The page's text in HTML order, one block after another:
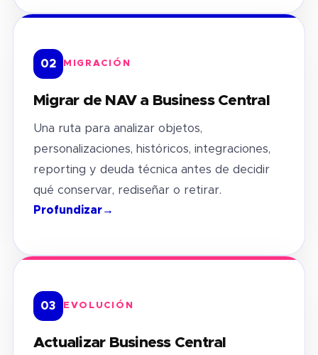
02 MIGRACIÓN
Migrar de NAV a Business Central
Una ruta para analizar objetos,
personalizaciones, históricos, integraciones,
reporting y deuda técnica antes de decidir
qué conservar, rediseñar o retirar.
Profundizar→
03 EVOLUCIÓN
Actualizar Business Central